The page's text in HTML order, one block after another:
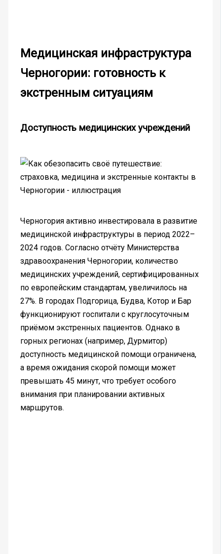
Медицинская инфраструктура
Черногории: готовность к
экстренным ситуациям
Доступность медицинских учреждений
Черногория активно инвестировала в развитие
медицинской инфраструктуры в период 2022–
2024 годов. Согласно отчёту Министерства
здравоохранения Черногории, количество
медицинских учреждений, сертифицированных
по европейским стандартам, увеличилось на
27%. В городах Подгорица, Будва, Котор и Бар
функционируют госпитали с круглосуточным
приёмом экстренных пациентов. Однако в
горных регионах (например, Дурмитор)
доступность медицинской помощи ограничена,
а время ожидания скорой помощи может
превышать 45 минут, что требует особого
внимания при планировании активных
маршрутов.